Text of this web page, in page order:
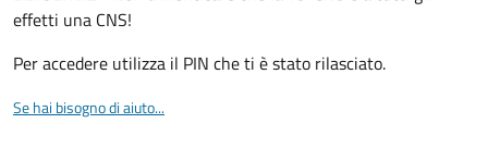
effetti una CNS!
Per accedere utilizza il PIN che ti è stato rilasciato.
Se hai bisogno di aiuto...